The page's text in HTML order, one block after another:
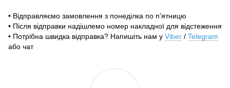
• Відправляємо замовлення з понеділка по п’ятницю
• Після відправки надішлемо номер накладної для відстеження
• Потрібна швидка відправка? Напишіть нам у Viber / Telegram
або чат